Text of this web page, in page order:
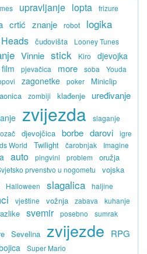
upravljanje lopta frizure
crtić znanje robot logika
čudovišta Looney Tunes
Vinnie stick Kiro djevojka
film pjevačica more soba Youda
zagonetke poker Miniclip
zombiji klađenje uređivanje
zvijezda slaganje
djevojčica borbe darovi
igre
World Twilight čarobnjak
Imagine
auto pingvini problem oružja
prvenstvo u nogometu vojska
Halloween slagalica
haljine
vještine vožnja zabava
kuhanje
svemir posebno sumrak
Sevelina zvijezde RPG
Super Mario